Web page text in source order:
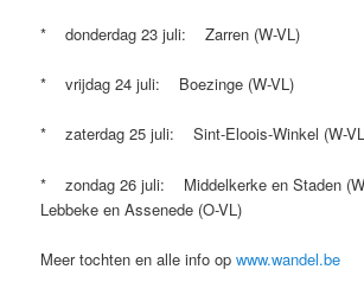
* donderdag 23 juli: Zarren (W-VL)
* vrijdag 24 juli: Boezinge (W-VL)
* zaterdag 25 juli: Sint-Eloois-Winkel (W-
* zondag 26 juli: Middelkerke en Staden
Lebbeke en Assenede (O-VL)
Meer tochten en alle info opwww.wandel.be